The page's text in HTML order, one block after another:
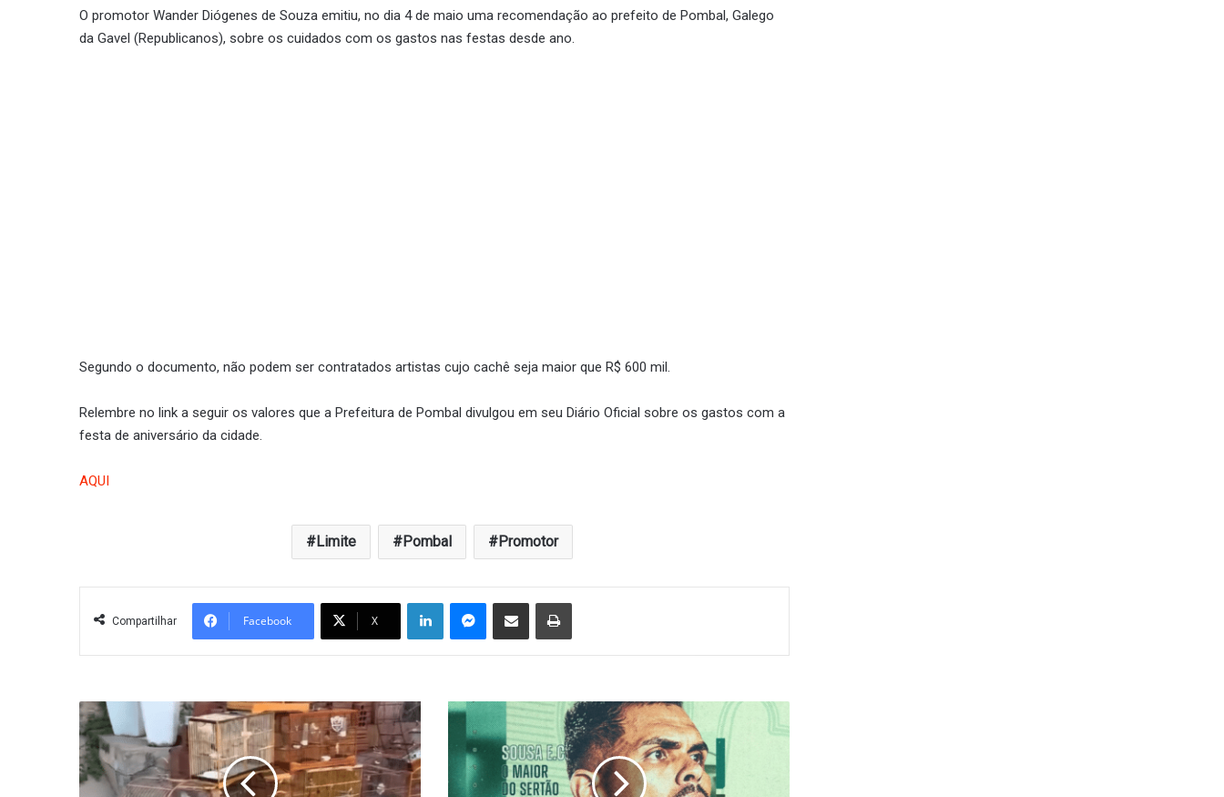
O promotor Wander Diógenes de Souza emitiu, no dia 4 de maio uma recomendação ao prefeito de Pombal, Galego
da Gavel (Republicanos), sobre os cuidados com os gastos nas festas desde ano.
Segundo o documento, não podem ser contratados artistas cujo cachê seja maior que R$ 600 mil.
Relembre no link a seguir os valores que a Prefeitura de Pombal divulgou em seu Diário Oficial sobre os gastos com a
festa de aniversário da cidade.
AQUI
Limite Pombal Promotor
Compartilhar Facebook X
LinkedinMessenger
Compartilhar via e-mail Imprimir
PM
resgata
40
aves
silvestres
Zagueiro
dispensado
Sousa